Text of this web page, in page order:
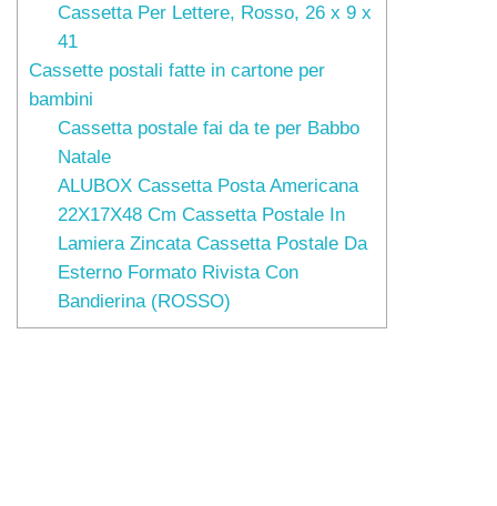
Cassetta Per Lettere, Rosso, 26 x 9 x
41
Cassette postali fatte in cartone per
bambini
Cassetta postale fai da te per Babbo
Natale
ALUBOX Cassetta Posta Americana
22X17X48 Cm Cassetta Postale In
Lamiera Zincata Cassetta Postale Da
Esterno Formato Rivista Con
Bandierina (ROSSO)